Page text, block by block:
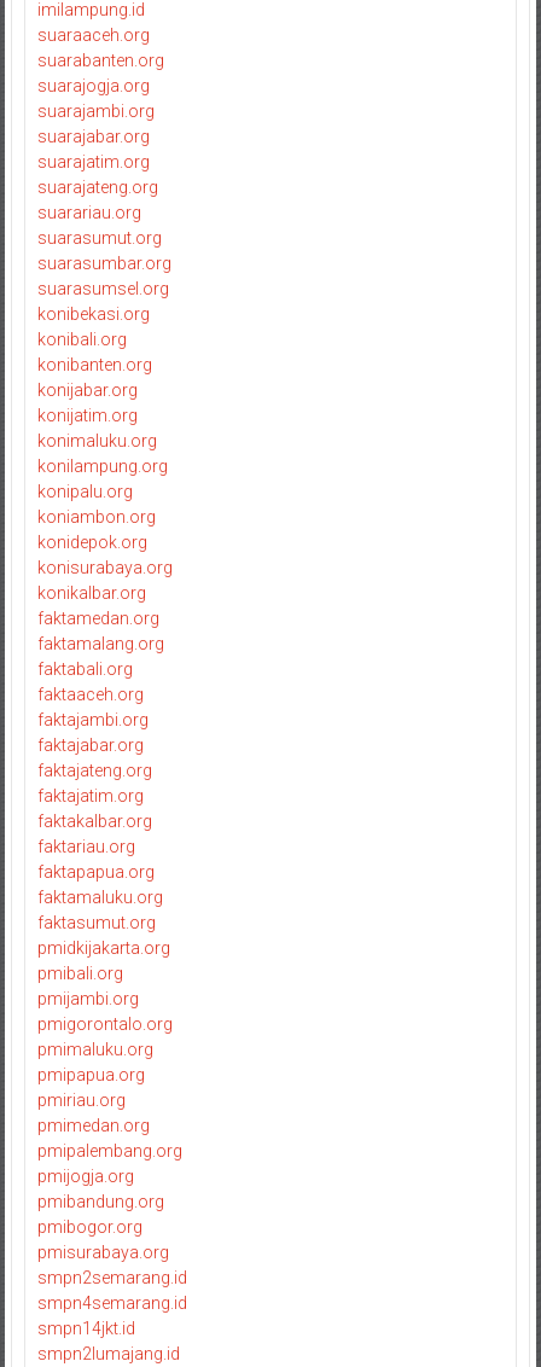
imilampung.id
suaraaceh.org
suarabanten.org
suarajogja.org
suarajambi.org
suarajabar.org
suarajatim.org
suarajateng.org
suarariau.org
suarasumut.org
suarasumbar.org
suarasumsel.org
konibekasi.org
konibali.org
konibanten.org
konijabar.org
konijatim.org
konimaluku.org
konilampung.org
konipalu.org
koniambon.org
konidepok.org
konisurabaya.org
konikalbar.org
faktamedan.org
faktamalang.org
faktabali.org
faktaaceh.org
faktajambi.org
faktajabar.org
faktajateng.org
faktajatim.org
faktakalbar.org
faktariau.org
faktapapua.org
faktamaluku.org
faktasumut.org
pmidkijakarta.org
pmibali.org
pmijambi.org
pmigorontalo.org
pmimaluku.org
pmipapua.org
pmiriau.org
pmimedan.org
pmipalembang.org
pmijogja.org
pmibandung.org
pmibogor.org
pmisurabaya.org
smpn2semarang.id
smpn4semarang.id
smpn14jkt.id
smpn2lumajang.id